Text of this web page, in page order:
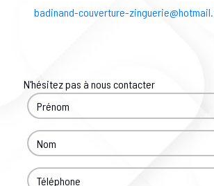
badinand-couverture-
N'hésitez pas à nous contacter